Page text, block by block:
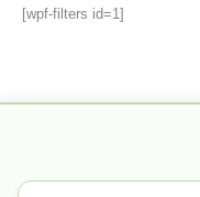
[wpf-filters id=1]